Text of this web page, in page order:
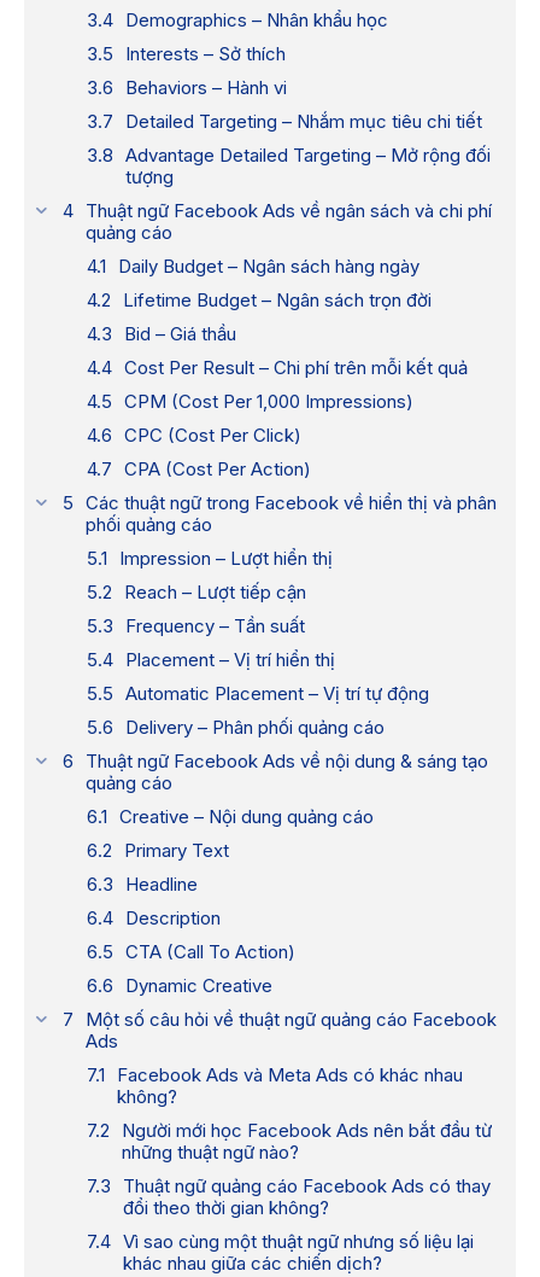
Demographics – Nhân khẩu học
Interests – Sở thích
Behaviors – Hành vi
Detailed Targeting – Nhắm mục tiêu chi tiết
Advantage Detailed Targeting – Mở rộng đối
tượng
Thuật ngữ Facebook Ads về ngân sách và chi phí
quảng cáo
Daily Budget – Ngân sách hàng ngày
Lifetime Budget – Ngân sách trọn đời
Bid – Giá thầu
Cost Per Result – Chi phí trên mỗi kết quả
CPM (Cost Per 1,000 Impressions)
CPC (Cost Per Click)
CPA (Cost Per Action)
Các thuật ngữ trong Facebook về hiển thị và phân
phối quảng cáo
Impression – Lượt hiển thị
Reach – Lượt tiếp cận
Frequency – Tần suất
Placement – Vị trí hiển thị
Automatic Placement – Vị trí tự động
Delivery – Phân phối quảng cáo
Thuật ngữ Facebook Ads về nội dung & sáng tạo
quảng cáo
Creative – Nội dung quảng cáo
Primary Text
Headline
Description
CTA (Call To Action)
Dynamic Creative
Một số câu hỏi về thuật ngữ quảng cáo Facebook
Ads
Facebook Ads và Meta Ads có khác nhau
không?
Người mới học Facebook Ads nên bắt đầu từ
những thuật ngữ nào?
Thuật ngữ quảng cáo Facebook Ads có thay
đổi theo thời gian không?
Vì sao cùng một thuật ngữ nhưng số liệu lại
khác nhau giữa các chiến dịch?